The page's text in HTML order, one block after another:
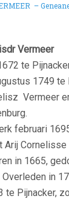
–
Vermeer
te
1749 te
Vermeer
februari
Arij Cornelisse
in 1665,
in
te Pijnacker,